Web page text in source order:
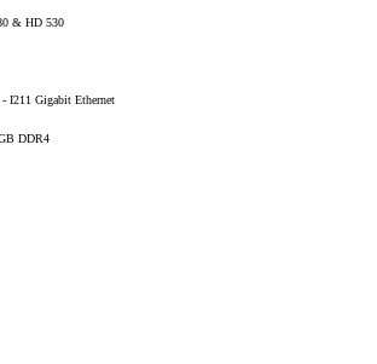
& HD 530
I211 Gigabit Ethernet
DDR4